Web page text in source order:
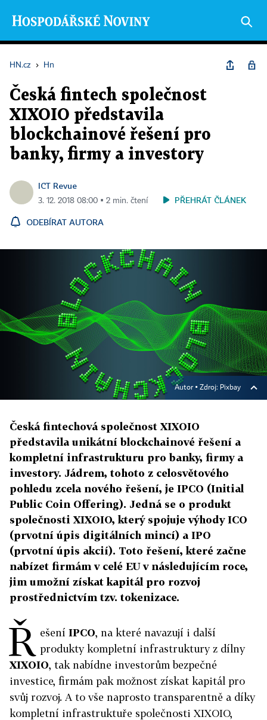
HN.cz › Hn
Česká fintech společnost
XIXOIO představila
blockchainové řešení pro
banky, firmy a investory
ICT Revue
3. 12. 2018 08:00 ▪ 2 min. čtení PŘEHRÁT ČLÁNEK
ODEBÍRAT AUTORA
Autor ▪ Zdroj: Pixbay
Česká fintechová společnost XIXOIO
představila unikátní blockchainové řešení a
kompletní infrastrukturu pro banky, firmy a
investory. Jádrem, tohoto z celosvětového
pohledu zcela nového řešení, je IPCO (Initial
Public Coin Offering). Jedná se o produkt
společnosti XIXOIO, který spojuje výhody ICO
(prvotní úpis digitálních mincí) a IPO
(prvotní úpis akcií). Toto řešení, které začne
nabízet firmám v celé EU v následujícím roce,
jim umožní získat kapitál pro rozvoj
prostřednictvím tzv. tokenizace.
Ř ešení IPCO, na které navazují i další
produkty kompletní infrastruktury z dílny
XIXOIO, tak nabídne investorům bezpečné
investice, firmám pak možnost získat kapitál pro
svůj rozvoj. A to vše naprosto transparentně a díky
kompletní infrastruktuře společnosti XIXOIO,